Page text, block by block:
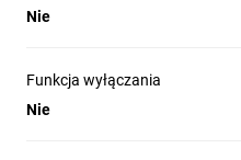
Nie
Funkcja wyłączania
Nie